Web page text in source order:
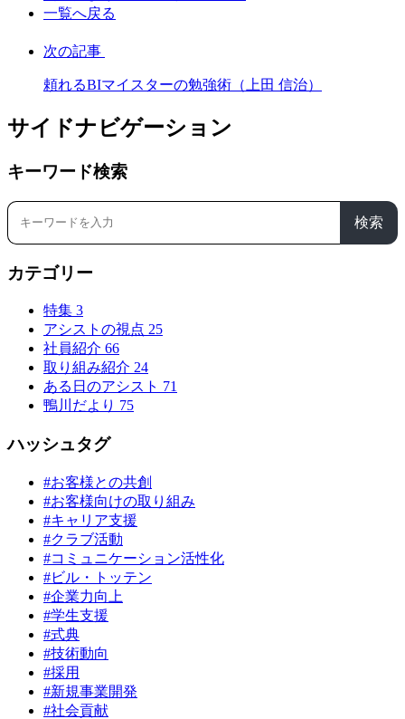
一覧へ戻る
次の記事
頼れるBIマイスターの勉強術（上田 信治）
サイドナビゲーション
キーワード検索
検索
カテゴリー
特集 3
アシストの視点 25
社員紹介 66
取り組み紹介 24
ある日のアシスト 71
鴨川だより 75
ハッシュタグ
#お客様との共創
#お客様向けの取り組み
#キャリア支援
#クラブ活動
#コミュニケーション活性化
#ビル・トッテン
#企業力向上
#学生支援
#式典
#技術動向
#採用
#新規事業開発
#社会貢献